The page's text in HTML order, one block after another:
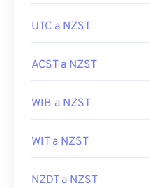
UTC a NZST
ACST a NZST
WIB a NZST
WIT a NZST
NZDT a NZST